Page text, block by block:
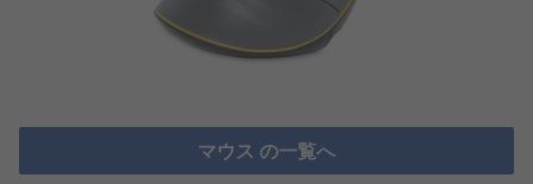
マウス の一覧へ